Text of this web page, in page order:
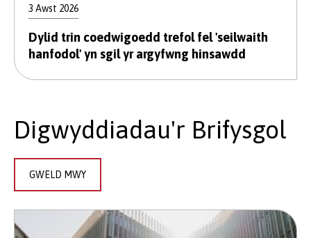
3 Awst 2026
Dylid trin coedwigoedd trefol fel 'seilwaith
hanfodol' yn sgil yr argyfwng hinsawdd
Digwyddiadau'r Brifysgol
GWELD MWY